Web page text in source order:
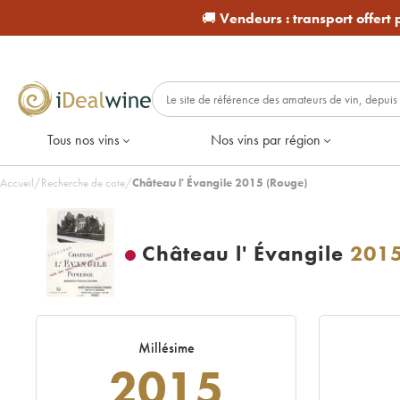
🚚 Vendeurs :transport offert
Tous nos vins Nos vins par région
Accueil/Recherche de cote/Château l' Évangile 2015 (Rouge)
Château l' Évangile
Millésime